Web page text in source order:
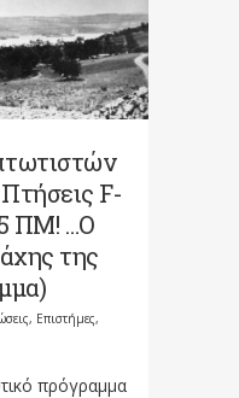
F-
ΠΜ! …Ο
της
, Επιστήμες,
πρόγραμμα